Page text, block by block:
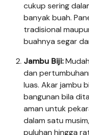
cukup sering
banyak buah.
tradisional
buahnya segar
Jambu Biji:
dan
luas. Akar jambu
bangunan bila
aman untuk
dalam satu
puluhan hingga